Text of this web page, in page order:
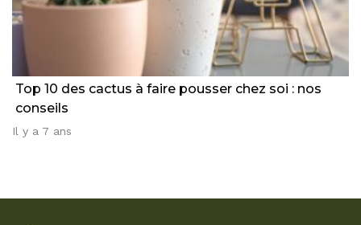
Top 10 des cactus à faire pousser chez soi : nos
conseils
Il y a 7 ans